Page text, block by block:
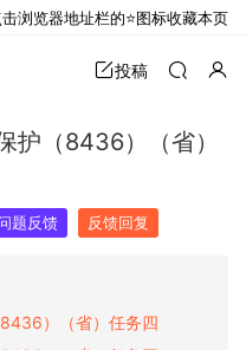
投稿
护（8436）（省）
题反馈 反馈回复
）（省）任务四
击浏览器地址栏的⭐图标收藏本页